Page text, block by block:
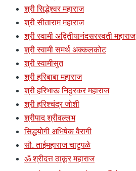
श्री सिद्धेश्वर महाराज
श्री सीताराम महाराज
श्री स्वामी अद्वितीयानंदसरस्वती महाराज
श्री स्वामी समर्थ अक्कलकोट
श्री स्वामीसुत
श्री हरिबाबा महाराज
श्री हरिभाऊ निठुरकर महाराज
श्री हरिश्चंद्र जोशी
श्रीपाद श्रीवल्लभ
सिद्धयोगी अभिषेक वैरागी
सौ. ताईमहाराज चाटुपळे
ॐ श्रीदत्त ठाकूर महाराज